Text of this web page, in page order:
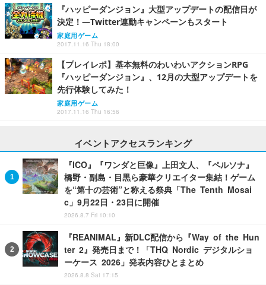
『ハッピーダンジョン』大型アップデートの配信日が
決定！―Twitter連動キャンペーンもスタート
家庭用ゲーム
2017.11.16 Thu 18:00
【プレイレポ】基本無料のわいわいアクションRPG
『ハッピーダンジョン』、12月の大型アップデートを
先行体験してみた！
家庭用ゲーム
2017.11.16 Thu 16:56
イベントアクセスランキング
『ICO』『ワンダと巨像』上田文人、『ペルソナ』
橋野・副島・目黒ら豪華クリエイター集結！ゲーム
を“第十の芸術”と称える祭典「The Tenth Mosai
c」9月22日・23日に開催
2026.8.7 Fri 10:10
『REANIMAL』新DLC配信から『Way of the Hun
ter 2』発売日まで！「THQ Nordic デジタルショ
ーケース 2026」発表内容ひとまとめ
2026.8.8 Sat 17:15